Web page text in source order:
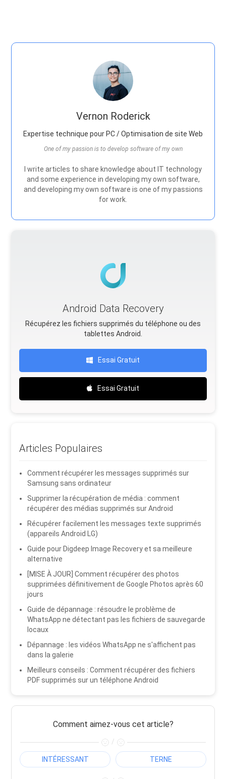
Vernon Roderick
Expertise technique pour PC / Optimisation de site Web
One of my passion is to develop software of my own
I write articles to share knowledge about IT technology
and some experience in developing my own software,
and developing my own software is one of my passions
for work.
Android Data Recovery
Récupérez les fichiers supprimés du téléphone ou des
tablettes Android.
Essai Gratuit
Essai Gratuit
Articles Populaires
Comment récupérer les messages supprimés sur
Samsung sans ordinateur
Supprimer la récupération de média : comment
récupérer des médias supprimés sur Android
Récupérer facilement les messages texte supprimés
(appareils Android LG)
Guide pour Digdeep Image Recovery et sa meilleure
alternative
[MISE À JOUR] Comment récupérer des photos
supprimées définitivement de Google Photos après 60
jours
Guide de dépannage : résoudre le problème de
WhatsApp ne détectant pas les fichiers de sauvegarde
locaux
Dépannage : les vidéos WhatsApp ne s'affichent pas
dans la galerie
Meilleurs conseils : Comment récupérer des fichiers
PDF supprimés sur un téléphone Android
Comment aimez-vous cet article?
/
INTÉRESSANT TERNE